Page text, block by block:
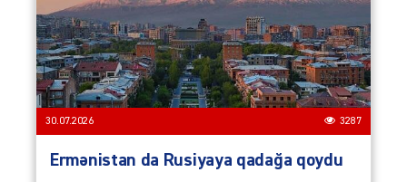
30.07.2026 3287
Ermənistan da Rusiyaya qadağa qoydu